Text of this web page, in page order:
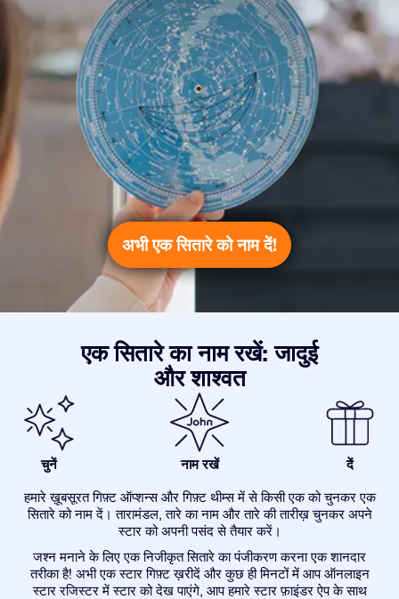
अभी एक सितारे को नाम दें!
एक सितारे का नाम रखें: जादुई
और शाश्वत
चुनें नाम रखें दें
हमारे ख़ूबसूरत गिफ़्ट ऑप्शन्स और गिफ़्ट थीम्स में से किसी एक को चुनकर एक
सितारे को नाम दें। तारामंडल, तारे का नाम और तारे की तारीख़ चुनकर अपने
स्टार को अपनी पसंद से तैयार करें।
जश्न मनाने के लिए एक निजीकृत सितारे का पंजीकरण करना एक शानदार
तरीका है! अभी एक स्टार गिफ़्ट ख़रीदें और कुछ ही मिनटों में आप ऑनलाइन
स्टार रजिस्टर में स्टार को देख पाएंगे, आप हमारे स्टार फ़ाइंडर ऐप के साथ